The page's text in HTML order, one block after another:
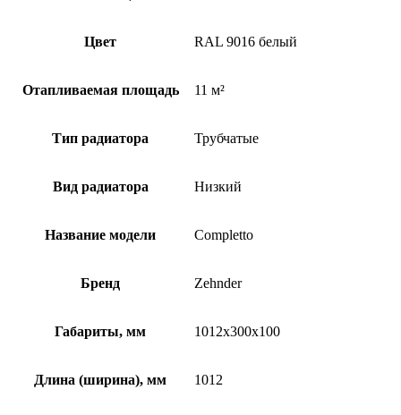
Цвет RAL 9016 белый
Отапливаемая площадь 11 м²
Тип радиатора Трубчатые
Вид радиатора Низкий
Название модели Completto
Бренд Zehnder
Габариты, мм 1012x300x100
Длина (ширина), мм 1012